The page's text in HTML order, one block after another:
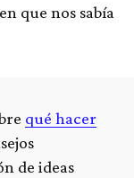
que nos sabía
qué hacer
de ideas